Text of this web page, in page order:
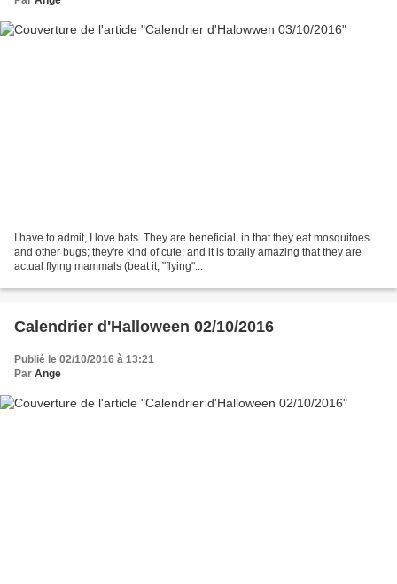
I have to admit, I love bats. They are beneficial, in that they eat mosquitoes
and other bugs; they're kind of cute; and it is totally amazing that they are
actual flying mammals (beat it, "flying"...
Calendrier d'Halloween 02/10/2016
Publié le 02/10/2016 à 13:21
Par Ange